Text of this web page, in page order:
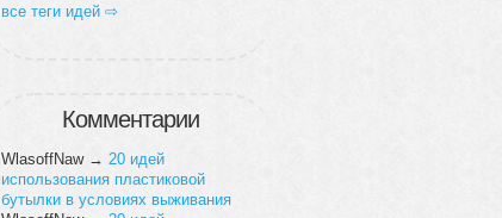
все теги идей ⇨
Комментарии
WlasoffNaw→ 20 идей
использования пластиковой
бутылки в условиях выживания